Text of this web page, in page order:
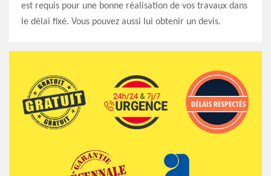
est requis pour une bonne réalisation de vos travaux dans
le délai fixé. Vous pouvez aussi lui obtenir un devis.